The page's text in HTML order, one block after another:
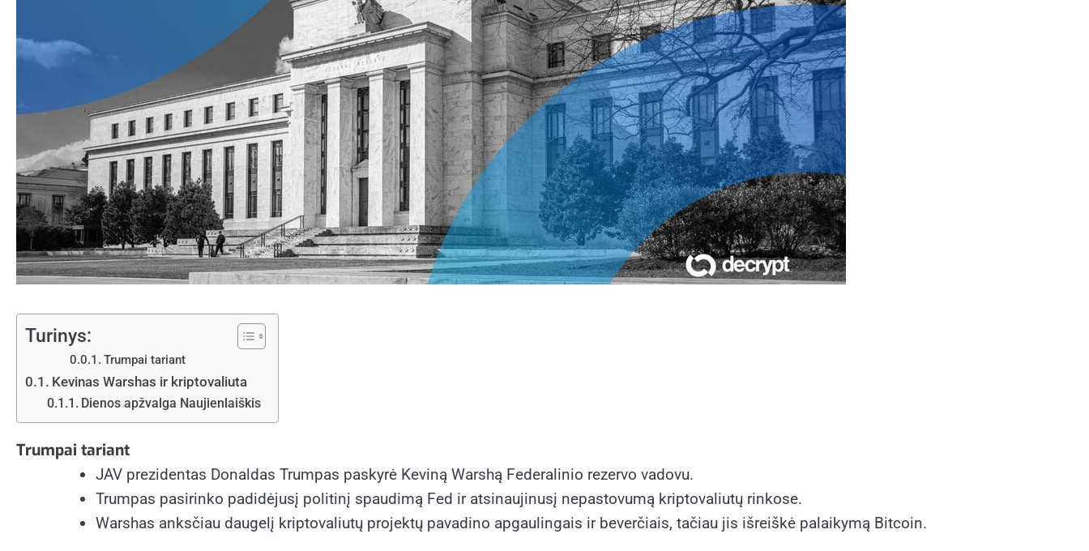
Turinys:
Trumpai tariant
Kevinas Warshas ir kriptovaliuta
Dienos apžvalga Naujienlaiškis
Trumpai tariant
JAV prezidentas Donaldas Trumpas paskyrė Keviną Warshą Federalinio rezervo vadovu.
Trumpas pasirinko padidėjusį politinį spaudimą Fed ir atsinaujinusį nepastovumą kriptovaliutų rinkose.
Warshas anksčiau daugelį kriptovaliutų projektų pavadino apgaulingais ir beverčiais, tačiau jis išreiškė palaikymą Bitcoin.